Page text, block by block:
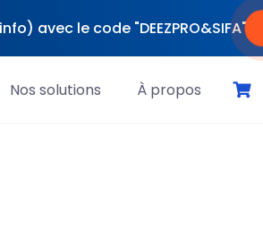
avec le code "DEEZPRO&SIFA"
Nos solutions À propos